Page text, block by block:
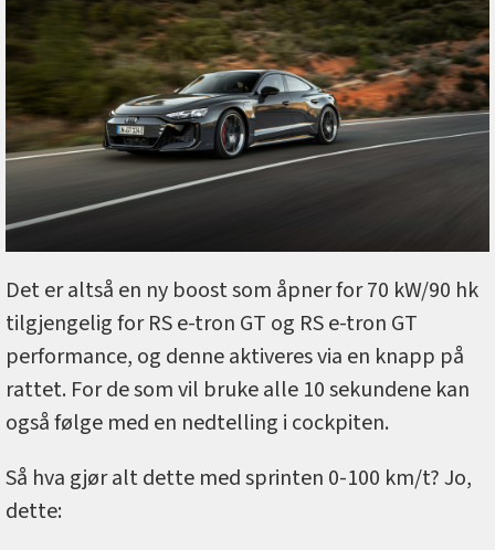
Det er altså en ny boost som åpner for 70 kW/90 hk
tilgjengelig for RS e-tron GT og RS e-tron GT
performance, og denne aktiveres via en knapp på
rattet. For de som vil bruke alle 10 sekundene kan
også følge med en nedtelling i cockpiten.
Så hva gjør alt dette med sprinten 0-100 km/t? Jo,
dette: